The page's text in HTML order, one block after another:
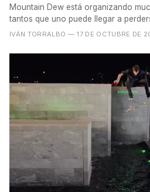
Mountain Dew está organizando
tantos que uno puede llegar a
IVÁN TORRALBO — 17 DE OCTUBRE DE